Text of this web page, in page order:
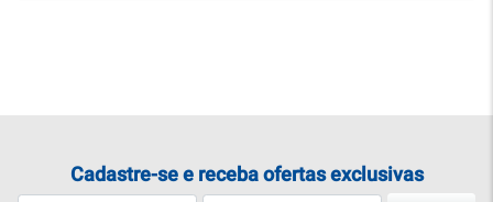
Cadastre-se e receba ofertas exclusivas